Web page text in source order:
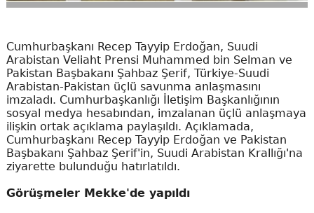
Cumhurbaşkanı Recep Tayyip Erdoğan, Suudi
Arabistan Veliaht Prensi Muhammed bin Selman ve
Pakistan Başbakanı Şahbaz Şerif, Türkiye-Suudi
Arabistan-Pakistan üçlü savunma anlaşmasını
imzaladı. Cumhurbaşkanlığı İletişim Başkanlığının
sosyal medya hesabından, imzalanan üçlü anlaşmaya
ilişkin ortak açıklama paylaşıldı. Açıklamada,
Cumhurbaşkanı Recep Tayyip Erdoğan ve Pakistan
Başbakanı Şahbaz Şerif'in, Suudi Arabistan Krallığı'na
ziyarette bulunduğu hatırlatıldı.
Görüşmeler Mekke'de yapıldı